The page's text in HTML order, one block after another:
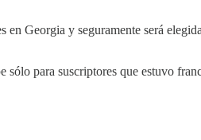
en Georgia y seguramente será
para suscriptores que estuvo